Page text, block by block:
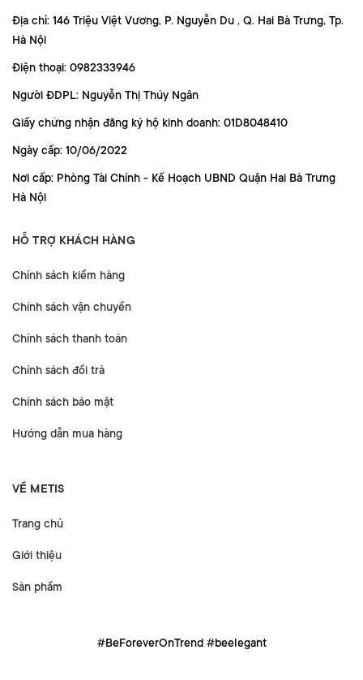
Địa chỉ: 146 Triệu Việt Vương, P. Nguyễn Du , Q. Hai Bà Trưng, Tp.
Hà Nội
Điện thoại: 0982333946
Người ĐDPL: Nguyễn Thị Thúy Ngân
Giấy chứng nhận đăng ký hộ kinh doanh: 01D8048410
Ngày cấp: 10/06/2022
Nơi cấp: Phòng Tài Chính - Kế Hoạch UBND Quận Hai Bà Trưng
Hà Nội
HỖ TRỢ KHÁCH HÀNG
Chính sách kiểm hàng
Chính sách vận chuyển
Chính sách thanh toán
Chính sách đổi trả
Chính sách bảo mật
Hướng dẫn mua hàng
VỀ METIS
Trang chủ
Giới thiệu
Sản phẩm
#BeForeverOnTrend #beelegant